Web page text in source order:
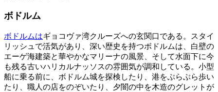
ボドルム
ボドルムはギョコヴァ湾クルーズへの玄関口である。スタイ
リッシュで活気があり、深い歴史を持つボドルムは、白壁の
エーゲ海建築と華やかなマリーナの風景、そして水面下に今
も残る古いハリカルナッソスの雰囲気が調和している。小型
船に乗る前に、ボドルム城を探検したり、港をぶらぶら歩い
たり、職人の店をのぞいたり、夕闇の中を木造のグレットが